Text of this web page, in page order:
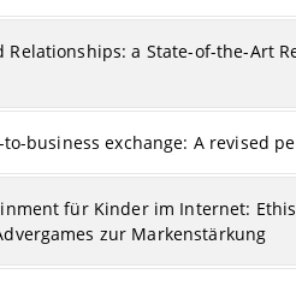
Relationships: a State-of-the-Art
business exchange: A revised
für Kinder im Internet:
zur Markenstärkung